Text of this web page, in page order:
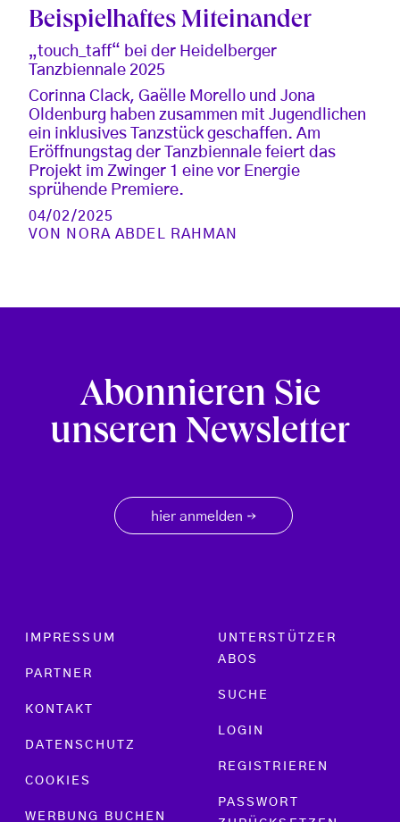
Beispielhaftes Miteinander
„touch_taff“ bei der Heidelberger
Tanzbiennale 2025
Corinna Clack, Gaëlle Morello und Jona
Oldenburg haben zusammen mit Jugendlichen
ein inklusives Tanzstück geschaffen. Am
Eröffnungstag der Tanzbiennale feiert das
Projekt im Zwinger 1 eine vor Energie
sprühende Premiere.
04/02/2025
VON
NORA ABDEL RAHMAN
Abonnieren Sie
unseren Newsletter
hier anmelden →
Footer menu
IMPRESSUM
PARTNER
KONTAKT
DATENSCHUTZ
COOKIES
WERBUNG BUCHEN
UNTERSTÜTZER
ABOS
SUCHE
LOGIN
REGISTRIEREN
PASSWORT